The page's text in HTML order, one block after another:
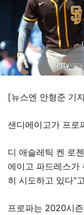
[뉴스엔 안형준 기
샌디에이고가 프로
디 애슬레틱 켄 로
에이고 파드레스가
히 시도하고 있다"
프로파는 2020시